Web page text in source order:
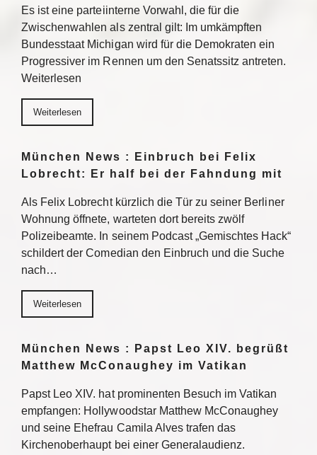
Es ist eine parteiinterne Vorwahl, die für die
Zwischenwahlen als zentral gilt: Im umkämpften
Bundesstaat Michigan wird für die Demokraten ein
Progressiver im Rennen um den Senatssitz antreten.
Weiterlesen
Weiterlesen
München News : Einbruch bei Felix
Lobrecht: Er half bei der Fahndung mit
Als Felix Lobrecht kürzlich die Tür zu seiner Berliner
Wohnung öffnete, warteten dort bereits zwölf
Polizeibeamte. In seinem Podcast „Gemischtes Hack“
schildert der Comedian den Einbruch und die Suche
nach…
Weiterlesen
München News : Papst Leo XIV. begrüßt
Matthew McConaughey im Vatikan
Papst Leo XIV. hat prominenten Besuch im Vatikan
empfangen: Hollywoodstar Matthew McConaughey
und seine Ehefrau Camila Alves trafen das
Kirchenoberhaupt bei einer Generalaudienz.